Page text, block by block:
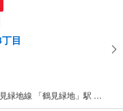
目
OsakaMetro長堀鶴見緑地線 「鶴見緑地」駅 徒歩23分